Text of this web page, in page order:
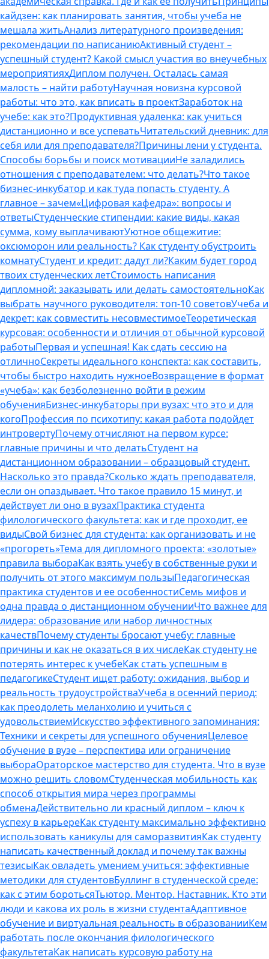
кайдзен: как планировать занятия, чтобы учеба не
мешала житьАнализ литературного произведения:
рекомендации по написаниюАктивный студент –
успешный студент? Какой смысл участия во внеучебных
мероприятияхДиплом получен. Осталась самая
малость – найти работуНаучная новизна курсовой
работы: что это, как вписать в проектЗаработок на
учебе: как это?Продуктивная удаленка: как учиться
дистанционно и все успеватьЧитательский дневник: для
себя или для преподавателя?Причины лени у студента.
Способы борьбы и поиск мотивацииНе заладились
отношения с преподавателем: что делать?Что такое
бизнес-инкубатор и как туда попасть студенту. А
главное – зачем«Цифровая кафедра»: вопросы и
ответыСтуденческие стипендии: какие виды, какая
сумма, кому выплачиваютУютное общежитие:
оксюморон или реальность? Как студенту обустроить
комнатуСтудент и кредит: дадут ли?Каким будет город
твоих студенческих летСтоимость написания
дипломной: заказывать или делать самостоятельноКак
выбрать научного руководителя: топ-10 советовУчеба и
декрет: как совместить несовместимоеТеоретическая
курсовая: особенности и отличия от обычной курсовой
работыПервая и успешная! Как сдать сессию на
отличноСекреты идеального конспекта: как составить,
чтобы быстро находить нужноеВозвращение в формат
«учеба»: как безболезненно войти в режим
обученияБизнес-инкубаторы при вузах: что это и для
когоПрофессия по психотипу: какая работа подойдет
интровертуПочему отчисляют на первом курсе:
главные причины и что делатьСтудент на
дистанционном образовании – образцовый студент.
Насколько это правда?Сколько ждать преподавателя,
если он опаздывает. Что такое правило 15 минут, и
действует ли оно в вузахПрактика студента
филологического факультета: как и где проходит, ее
видыСвой бизнес для студента: как организовать и не
«прогореть»Тема для дипломного проекта: «золотые»
правила выбораКак взять учебу в собственные руки и
получить от этого максимум пользыПедагогическая
практика студентов и ее особенностиСемь мифов и
одна правда о дистанционном обученииЧто важнее для
лидера: образование или набор личностных
качествПочему студенты бросают учебу: главные
причины и как не оказаться в их числеКак студенту не
потерять интерес к учебеКак стать успешным в
педагогикеСтудент ищет работу: ожидания, выбор и
реальность трудоустройстваУчеба в осенний период:
как преодолеть меланхолию и учиться с
удовольствиемИскусство эффективного запоминания:
Техники и секреты для успешного обученияЦелевое
обучение в вузе – перспектива или ограничение
выбораОраторское мастерство для студента. Что в вузе
можно решить словомСтуденческая мобильность как
способ открытия мира через программы
обменаДействительно ли красный диплом – ключ к
успеху в карьереКак студенту максимально эффективно
использовать каникулы для саморазвитияКак студенту
написать качественный доклад и почему так важны
тезисыКак овладеть умением учиться: эффективные
методики для студентовБуллинг в студенческой среде:
как с этим боротьсяТьютор. Ментор. Наставник. Кто эти
люди и какова их роль в жизни студентаАдаптивное
обучение и виртуальная реальность в образованииКем
работать после окончания филологического
факультетаКак написать курсовую работу на